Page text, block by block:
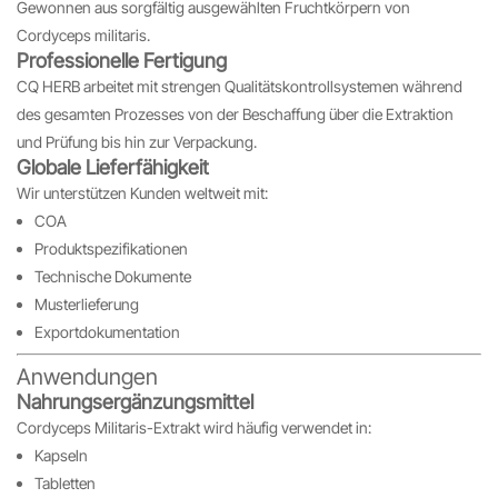
Gewonnen aus sorgfältig ausgewählten Fruchtkörpern von
Cordyceps militaris.
Professionelle Fertigung
CQ HERB arbeitet mit strengen Qualitätskontrollsystemen während
des gesamten Prozesses von der Beschaffung über die Extraktion
und Prüfung bis hin zur Verpackung.
Globale Lieferfähigkeit
Wir unterstützen Kunden weltweit mit:
COA
Produktspezifikationen
Technische Dokumente
Musterlieferung
Exportdokumentation
Anwendungen
Nahrungsergänzungsmittel
Cordyceps Militaris-Extrakt wird häufig verwendet in:
Kapseln
Tabletten